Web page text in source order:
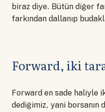
biraz diye. Bütün diğer
farkından dallanıp
Forward, iki
Forward en sade haliyle
dediğimiz, yani borsanın